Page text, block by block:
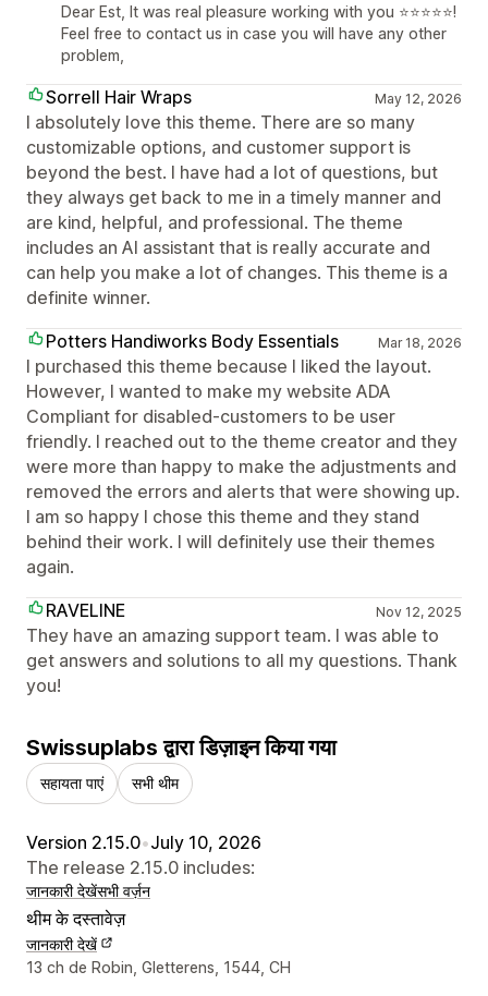
Dear Est, It was real pleasure working with you ⭐⭐⭐⭐⭐!
Feel free to contact us in case you will have any other
problem,
Sorrell Hair Wraps May 12, 2026
I absolutely love this theme. There are so many
customizable options, and customer support is
beyond the best. I have had a lot of questions, but
they always get back to me in a timely manner and
are kind, helpful, and professional. The theme
includes an AI assistant that is really accurate and
can help you make a lot of changes. This theme is a
definite winner.
Potters Handiworks Body Essentials
Mar 18, 2026
I purchased this theme because I liked the layout.
However, I wanted to make my website ADA
Compliant for disabled-customers to be user
friendly. I reached out to the theme creator and they
were more than happy to make the adjustments and
removed the errors and alerts that were showing up.
I am so happy I chose this theme and they stand
behind their work. I will definitely use their themes
again.
RAVELINE
Nov 12, 2025
They have an amazing support team. I was able to
get answers and solutions to all my questions. Thank
you!
Swissuplabs द्वारा डिज़ाइन किया गया
सहायता पाएं सभी थीम
Version 2.15.0•July 10, 2026
The release 2.15.0 includes:
जानकारी देखेंसभी वर्ज़न
थीम के दस्तावेज़
जानकारी देखें
डिज़ाइनर के संपर्क की जानकारी
13 ch de Robin, Gletterens, 1544, CH